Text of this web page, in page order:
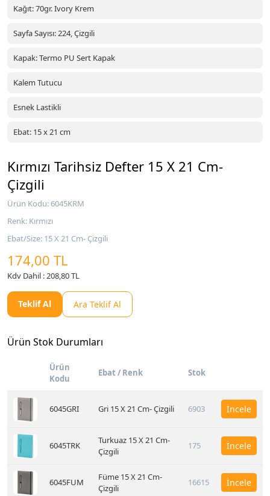
Kağıt: 70gr. Ivory Krem
Sayfa Sayısı: 224, Çizgili
Kapak: Termo PU Sert Kapak
Kalem Tutucu
Esnek Lastikli
Ebat: 15 x 21 cm
Kırmızı Tarihsiz Defter 15 X 21 Cm-
Çizgili
Ürün Kodu: 6045KRM
Renk: Kırmızı
Ebat/Size: 15 X 21 Cm- Çizgili
174,00 TL
Kdv Dahil : 208,80 TL
Teklif Al Ara Teklif Al
Ürün Stok Durumları
Ürün
Kodu
Ebat / Renk Stok
6045GRI Gri 15 X 21 Cm- Çizgili 6903 İncele
6045TRK
Turkuaz 15 X 21 Cm-
Çizgili
175 İncele
6045FUM
Füme 15 X 21 Cm-
Çizgili
16615 İncele